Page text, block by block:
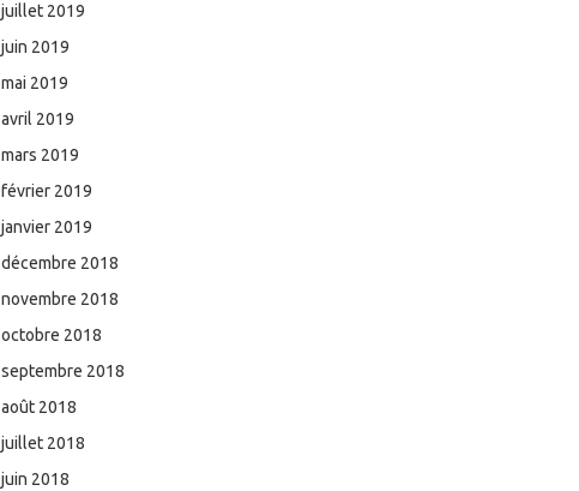
juillet 2019
juin 2019
mai 2019
avril 2019
mars 2019
février 2019
janvier 2019
décembre 2018
novembre 2018
octobre 2018
septembre 2018
août 2018
juillet 2018
juin 2018